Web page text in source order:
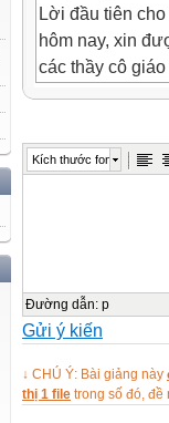
Lời đầu tiên
hôm nay, xin
các thầy cô
Sau đây tôi xin
2012
- Chào cờ!
- Tuyên bố lí do
III. NỘI DUNG:
1. Đọc thư của
Kích thước font
Đường dẫn: p
Gửi ý kiến
↓ CHÚ Ý: Bài giảng này
thị 1 file trong số đó, đề